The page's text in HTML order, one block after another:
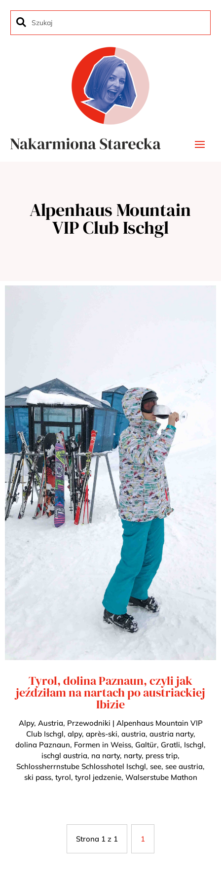
Alpenhaus Mountain
VIP Club Ischgl
Tyrol, dolina Paznaun, czyli jak
jeździłam na nartach po austriackiej
Ibizie
Alpy, Austria, Przewodniki | Alpenhaus Mountain VIP
Club Ischgl, alpy, après-ski, austria, austria narty,
dolina Paznaun, Formen in Weiss, Galtür, Gratli, Ischgl,
ischgl austria, na narty, narty, press trip,
Schlossherrnstube Schlosshotel Ischgl, see, see austria,
ski pass, tyrol, tyrol jedzenie, Walserstube Mathon
Strona 1 z 1 1